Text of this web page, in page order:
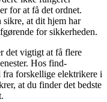
for at få det ordnet.
at dit hjem har
for sikkerheden.
det vigtigt at få flere
Hos find-
fra forskellige elektrikere i
at du finder det bedste